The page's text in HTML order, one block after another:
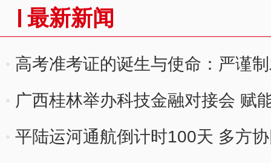
最新新闻
高考准考证的诞生与使命：严谨
广西桂林举办科技金融对接会 赋
平陆运河通航倒计时100天 多方